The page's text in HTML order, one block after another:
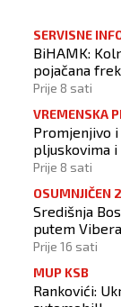
SERVISNE
BiHAMK:
pojačana
Prije 8 sati
VREMENSKA
Promjenjivo
pljuskovima
Prije 8 sati
OSUMNJIČEN
Središnja
putem
Prije 16 sati
MUP KSB
Rankovići: